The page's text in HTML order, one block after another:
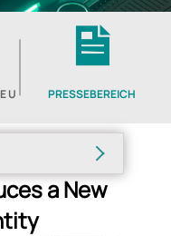
U
PRESSEBEREICH
a New